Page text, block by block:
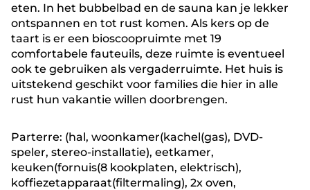
eten. In het bubbelbad en de sauna kan je lekker
ontspannen en tot rust komen. Als kers op de
taart is er een bioscoopruimte met 19
comfortabele fauteuils, deze ruimte is eventueel
ook te gebruiken als vergaderruimte. Het huis is
uitstekend geschikt voor families die hier in alle
rust hun vakantie willen doorbrengen.
Parterre: (hal, woonkamer(kachel(gas), DVD-
speler, stereo-installatie), eetkamer,
keuken(fornuis(8 kookplaten, elektrisch),
koffiezetapparaat(filtermaling), 2x oven,